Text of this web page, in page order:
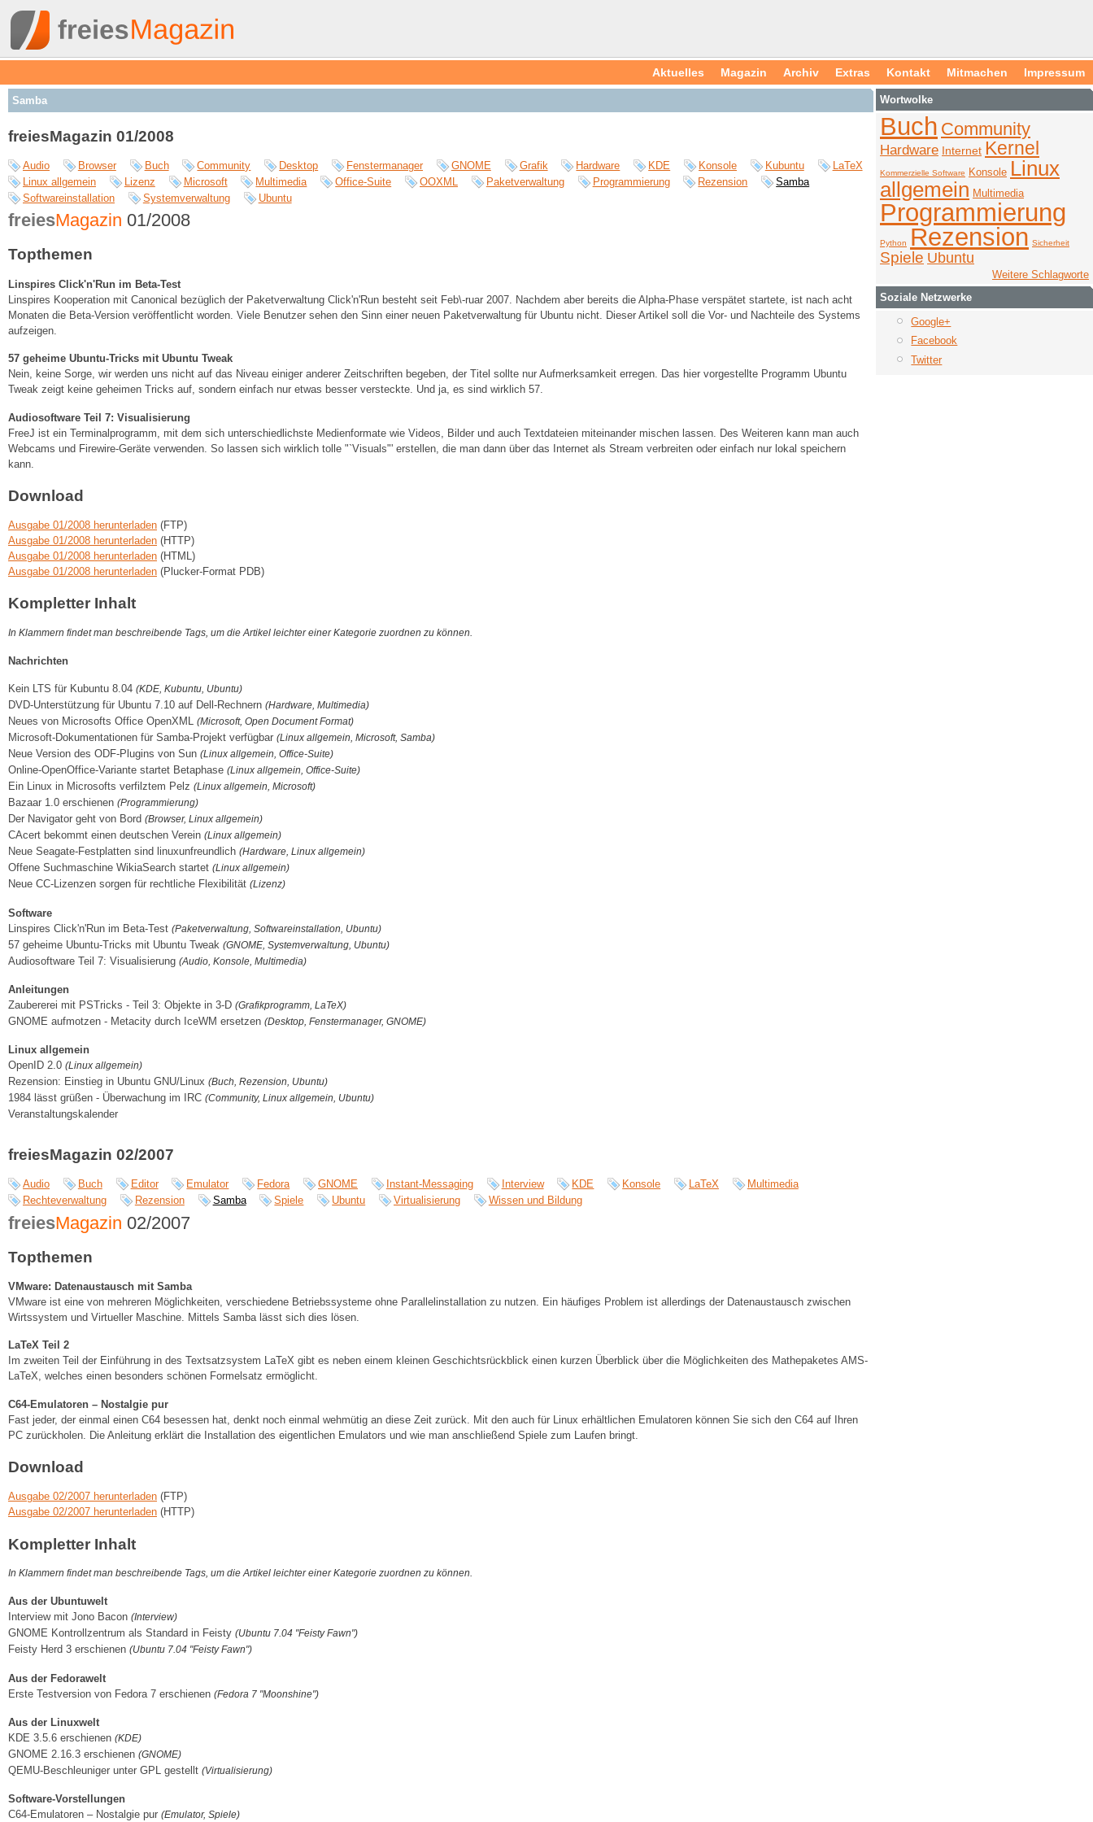
Aktuelles Magazin Archiv Extras Kontakt Mitmachen Impressum
Samba
freiesMagazin 01/2008
Audio Browser Buch Community Desktop Fenstermanager GNOME Grafik Hardware KDE Konsole Kubuntu
LaTeX
Linux allgemein
Lizenz Microsoft Multimedia Office-Suite OOXML Paketverwaltung Programmierung Rezension
Samba
Softwareinstallation
Systemverwaltung Ubuntu
freiesMagazin 01/2008
Topthemen
Linspires Click'n'Run im Beta-Test
Linspires Kooperation mit Canonical bezüglich der Paketverwaltung Click'n'Run besteht seit Feb\-ruar 2007. Nachdem aber bereits die Alpha-Phase verspätet startete, ist nach acht
Monaten die Beta-Version veröffentlicht worden. Viele Benutzer sehen den Sinn einer neuen Paketverwaltung für Ubuntu nicht. Dieser Artikel soll die Vor- und Nachteile des Systems
aufzeigen.
57 geheime Ubuntu-Tricks mit Ubuntu Tweak
Nein, keine Sorge, wir werden uns nicht auf das Niveau einiger anderer Zeitschriften begeben, der Titel sollte nur Aufmerksamkeit erregen. Das hier vorgestellte Programm Ubuntu
Tweak zeigt keine geheimen Tricks auf, sondern einfach nur etwas besser versteckte. Und ja, es sind wirklich 57.
Audiosoftware Teil 7: Visualisierung
FreeJ ist ein Terminalprogramm, mit dem sich unterschiedlichste Medienformate wie Videos, Bilder und auch Textdateien miteinander mischen lassen. Des Weiteren kann man auch
Webcams und Firewire-Geräte verwenden. So lassen sich wirklich tolle "`Visuals"' erstellen, die man dann über das Internet als Stream verbreiten oder einfach nur lokal speichern
kann.
Download
Ausgabe 01/2008 herunterladen (FTP)
Ausgabe 01/2008 herunterladen (HTTP)
Ausgabe 01/2008 herunterladen (HTML)
Ausgabe 01/2008 herunterladen (Plucker-Format PDB)
Kompletter Inhalt
In Klammern findet man beschreibende Tags, um die Artikel leichter einer Kategorie zuordnen zu können.
Nachrichten
Kein LTS für Kubuntu 8.04 (KDE, Kubuntu, Ubuntu)
DVD-Unterstützung für Ubuntu 7.10 auf Dell-Rechnern (Hardware, Multimedia)
Neues von Microsofts Office OpenXML (Microsoft, Open Document Format)
Microsoft-Dokumentationen für Samba-Projekt verfügbar (Linux allgemein, Microsoft, Samba)
Neue Version des ODF-Plugins von Sun (Linux allgemein, Office-Suite)
Online-OpenOffice-Variante startet Betaphase (Linux allgemein, Office-Suite)
Ein Linux in Microsofts verfilztem Pelz (Linux allgemein, Microsoft)
Bazaar 1.0 erschienen (Programmierung)
Der Navigator geht von Bord (Browser, Linux allgemein)
CAcert bekommt einen deutschen Verein (Linux allgemein)
Neue Seagate-Festplatten sind linuxunfreundlich (Hardware, Linux allgemein)
Offene Suchmaschine WikiaSearch startet (Linux allgemein)
Neue CC-Lizenzen sorgen für rechtliche Flexibilität (Lizenz)
Software
Linspires Click'n'Run im Beta-Test (Paketverwaltung, Softwareinstallation, Ubuntu)
57 geheime Ubuntu-Tricks mit Ubuntu Tweak (GNOME, Systemverwaltung, Ubuntu)
Audiosoftware Teil 7: Visualisierung (Audio, Konsole, Multimedia)
Anleitungen
Zaubererei mit PSTricks - Teil 3: Objekte in 3-D (Grafikprogramm, LaTeX)
GNOME aufmotzen - Metacity durch IceWM ersetzen (Desktop, Fenstermanager, GNOME)
Linux allgemein
OpenID 2.0 (Linux allgemein)
Rezension: Einstieg in Ubuntu GNU/Linux (Buch, Rezension, Ubuntu)
1984 lässt grüßen - Überwachung im IRC (Community, Linux allgemein, Ubuntu)
Veranstaltungskalender
freiesMagazin 02/2007
Audio Buch Editor Emulator Fedora GNOME Instant-Messaging Interview KDE Konsole LaTeX
Multimedia
Rechteverwaltung
Rezension Samba Spiele Ubuntu Virtualisierung Wissen und Bildung
freiesMagazin 02/2007
Topthemen
VMware: Datenaustausch mit Samba
VMware ist eine von mehreren Möglichkeiten, verschiedene Betriebssysteme ohne Parallelinstallation zu nutzen. Ein häufiges Problem ist allerdings der Datenaustausch zwischen
Wirtssystem und Virtueller Maschine. Mittels Samba lässt sich dies lösen.
LaTeX Teil 2
Im zweiten Teil der Einführung in des Textsatzsystem LaTeX gibt es neben einem kleinen Geschichtsrückblick einen kurzen Überblick über die Möglichkeiten des Mathepaketes AMS-
LaTeX, welches einen besonders schönen Formelsatz ermöglicht.
C64-Emulatoren – Nostalgie pur
Fast jeder, der einmal einen C64 besessen hat, denkt noch einmal wehmütig an diese Zeit zurück. Mit den auch für Linux erhältlichen Emulatoren können Sie sich den C64 auf Ihren
PC zurückholen. Die Anleitung erklärt die Installation des eigentlichen Emulators und wie man anschließend Spiele zum Laufen bringt.
Download
Ausgabe 02/2007 herunterladen (FTP)
Ausgabe 02/2007 herunterladen (HTTP)
Kompletter Inhalt
In Klammern findet man beschreibende Tags, um die Artikel leichter einer Kategorie zuordnen zu können.
Aus der Ubuntuwelt
Interview mit Jono Bacon (Interview)
GNOME Kontrollzentrum als Standard in Feisty (Ubuntu 7.04 "Feisty Fawn")
Feisty Herd 3 erschienen (Ubuntu 7.04 "Feisty Fawn")
Aus der Fedorawelt
Erste Testversion von Fedora 7 erschienen (Fedora 7 "Moonshine")
Aus der Linuxwelt
KDE 3.5.6 erschienen (KDE)
GNOME 2.16.3 erschienen (GNOME)
QEMU-Beschleuniger unter GPL gestellt (Virtualisierung)
Software-Vorstellungen
C64-Emulatoren – Nostalgie pur (Emulator, Spiele)
Wortwolke
Buch Community
Hardware Internet Kernel
Kommerzielle Software Konsole Linux
allgemein Multimedia
Programmierung
Python Rezension Sicherheit
Spiele Ubuntu
Weitere Schlagworte
Soziale Netzwerke
Google+
Facebook
Twitter